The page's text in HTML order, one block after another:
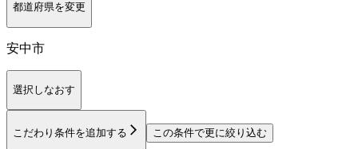
都道府県を変更
安中市
選択しなおす
こだわり条件を追加する この条件で更に絞り込む